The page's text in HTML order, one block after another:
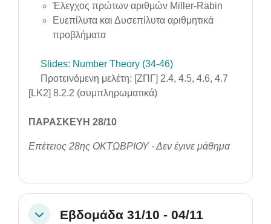
Έλεγχος πρώτων αριθμών Miller-Rabin
Ευεπίλυτα και Δυσεπίλυτα αριθμητικά
προβλήματα
Slides: Number Theory (34-46)
Προτεινόμενη μελέτη: [ΖΠΓ] 2.4, 4.5, 4.6, 4.7
[LK2] 8.2.2 (συμπληρωματικά)
ΠΑΡΑΣΚΕΥΗ 28/10
Επέτειος 28ης ΟΚΤΩΒΡΙΟΥ - Δεν έγινε μάθημα
CollapseΕβδομάδα 31/10 - 04/11